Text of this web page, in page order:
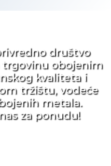
društvo
trgovinu obojenim
kvaliteta i
tržištu, vodeće
metala.
za ponudu!